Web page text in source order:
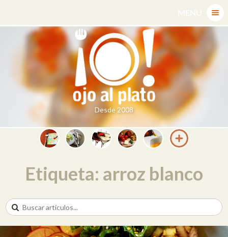
content
MENU
Desde 2008
Etiqueta: arroz blanco